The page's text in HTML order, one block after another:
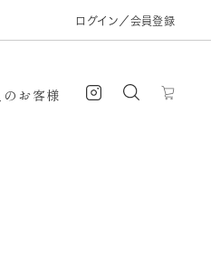
のお客様
ログイン／会員登録